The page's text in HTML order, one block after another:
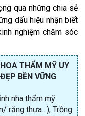
qua những chia sẻ
dấu hiệu nhận biết
nghiệm chăm sóc
THẨM MỸ UY
BỀN VỮNG
nha thẩm mỹ
răng thưa…), Trồng